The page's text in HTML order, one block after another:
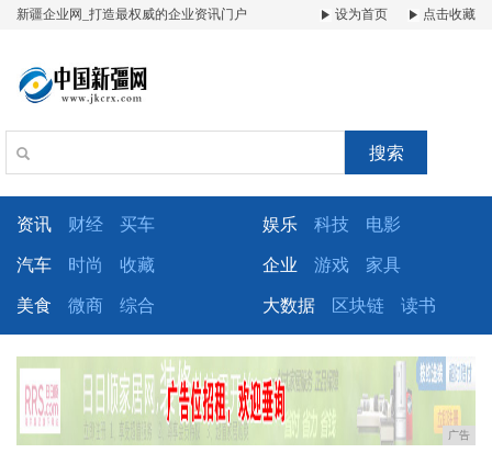
新疆企业网_打造最权威的企业资讯门户 设为首页 点击收藏
搜索
资讯 财经 买车 娱乐 科技 电影
汽车 时尚 收藏 企业 游戏 家具
美食 微商 综合 大数据 区块链 读书
广告